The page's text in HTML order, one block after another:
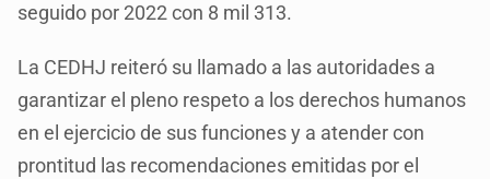
seguido por 2022 con 8 mil 313.
La CEDHJ reiteró su llamado a las autoridades a
garantizar el pleno respeto a los derechos humanos
en el ejercicio de sus funciones y a atender con
prontitud las recomendaciones emitidas por el